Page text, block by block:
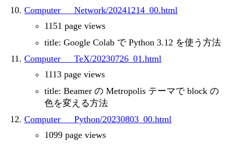
Computer___Network/20241214_00.html
1151 page views
title: Google Colab で Python 3.12 を使う方法
Computer___TeX/20230726_01.html
1113 page views
title: Beamer の Metropolis テーマで block の
色を変える方法
Computer___Python/20230803_00.html
1099 page views